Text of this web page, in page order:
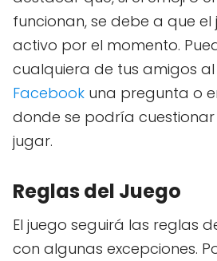
funcionan, se debe a que el
activo por el momento.
cualquiera de tus amigos al
Facebook una pregunta o
donde se podría cuestionar
jugar.
Reglas del Juego
El juego seguirá las reglas
con algunas excepciones.